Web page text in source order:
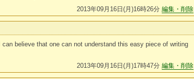
2013年09月16日(月)16時26分 編集・削除
believe that one can not understand this easy piece of writing
2013年09月16日(月)17時47分 編集・削除